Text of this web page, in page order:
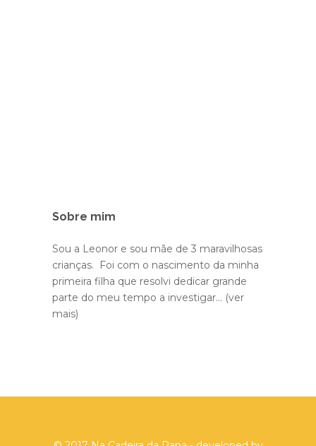
Sobre mim
Sou a Leonor e sou mãe de 3 maravilhosas
crianças. Foi com o nascimento da minha
primeira filha que resolvi dedicar grande
parte do meu tempo a investigar... (ver
mais)